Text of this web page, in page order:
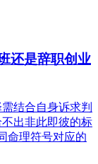
还是辞职创业
结合自身诉求判
出非此即彼的标
命理符号对应的